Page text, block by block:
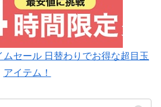
ムセール 日替わりでお得な超目玉
アイテム！